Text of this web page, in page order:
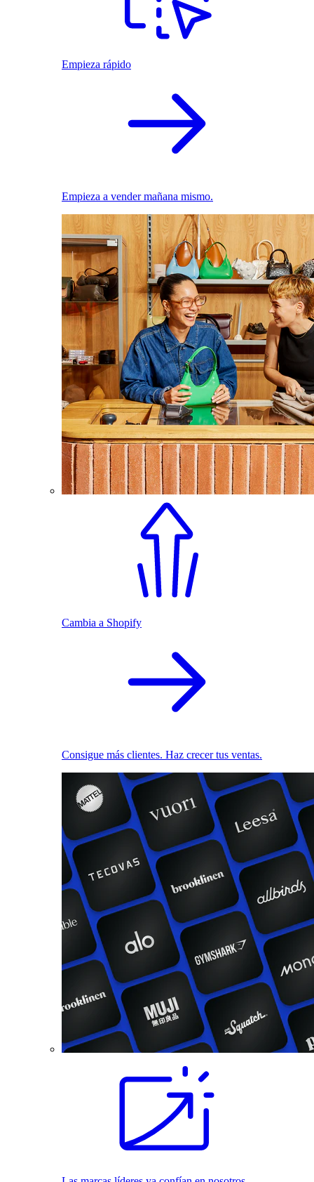
Empieza rápido
Empieza a vender mañana mismo.
Cambia a Shopify
Consigue más clientes. Haz crecer tus ventas.